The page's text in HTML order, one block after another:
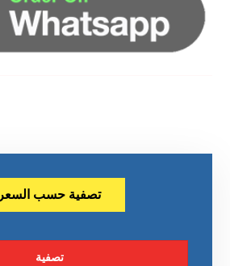
تصفية حسب السعر
تصفية